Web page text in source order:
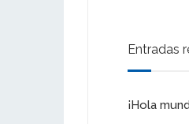
Entradas
¡Hola